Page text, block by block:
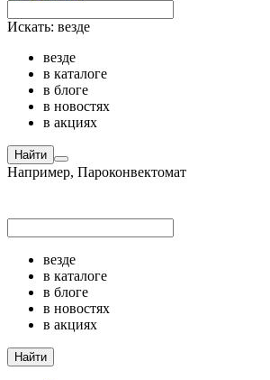
Искать: везде
везде
в каталоге
в блоге
в новостях
в акциях
Найти
Например, Пароконвектомат
везде
в каталоге
в блоге
в новостях
в акциях
Найти